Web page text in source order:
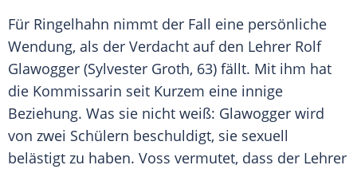
Für Ringelhahn nimmt der Fall eine persönliche
Wendung, als der Verdacht auf den Lehrer Rolf
Glawogger (Sylvester Groth, 63) fällt. Mit ihm hat
die Kommissarin seit Kurzem eine innige
Beziehung. Was sie nicht weiß: Glawogger wird
von zwei Schülern beschuldigt, sie sexuell
belästigt zu haben. Voss vermutet, dass der Lehrer